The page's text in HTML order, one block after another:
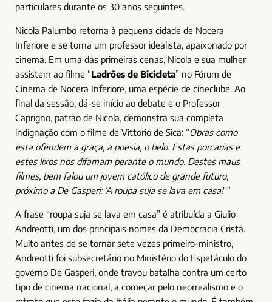
particulares durante os 30 anos seguintes.
Nicola Palumbo retorna à pequena cidade de Nocera
Inferiore e se torna um professor idealista, apaixonado por
cinema. Em uma das primeiras cenas, Nicola e sua mulher
assistem ao filme “Ladrões de Bicicleta” no Fórum de
Cinema de Nocera Inferiore, uma espécie de cineclube. Ao
final da sessão, dá-se início ao debate e o Professor
Caprigno, patrão de Nicola, demonstra sua completa
indignação com o filme de Vittorio de Sica: “Obras como
esta ofendem a graça, a poesia, o belo. Estas porcarias e
estes lixos nos difamam perante o mundo. Destes maus
filmes, bem falou um jovem católico de grande futuro,
próximo a De Gasperi: ‘A roupa suja se lava em casa!’”
A frase “roupa suja se lava em casa” é atribuída a Giulio
Andreotti, um dos principais nomes da Democracia Cristã.
Muito antes de se tornar sete vezes primeiro-ministro,
Andreotti foi subsecretário no Ministério do Espetáculo do
governo De Gasperi, onde travou batalha contra um certo
tipo de cinema nacional, a começar pelo neorrealismo e o